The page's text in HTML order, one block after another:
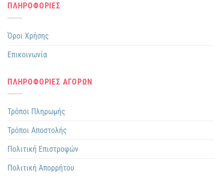
ΠΛΗΡΟΦΟΡΙΕΣ
Όροι Χρήσης
Επικοινωνία
ΠΛΗΡΟΦΟΡΙΕΣ ΑΓΟΡΩΝ
Τρόποι Πληρωμής
Τρόποι Αποστολής
Πολιτική Επιστροφών
Πολιτική Απορρήτου